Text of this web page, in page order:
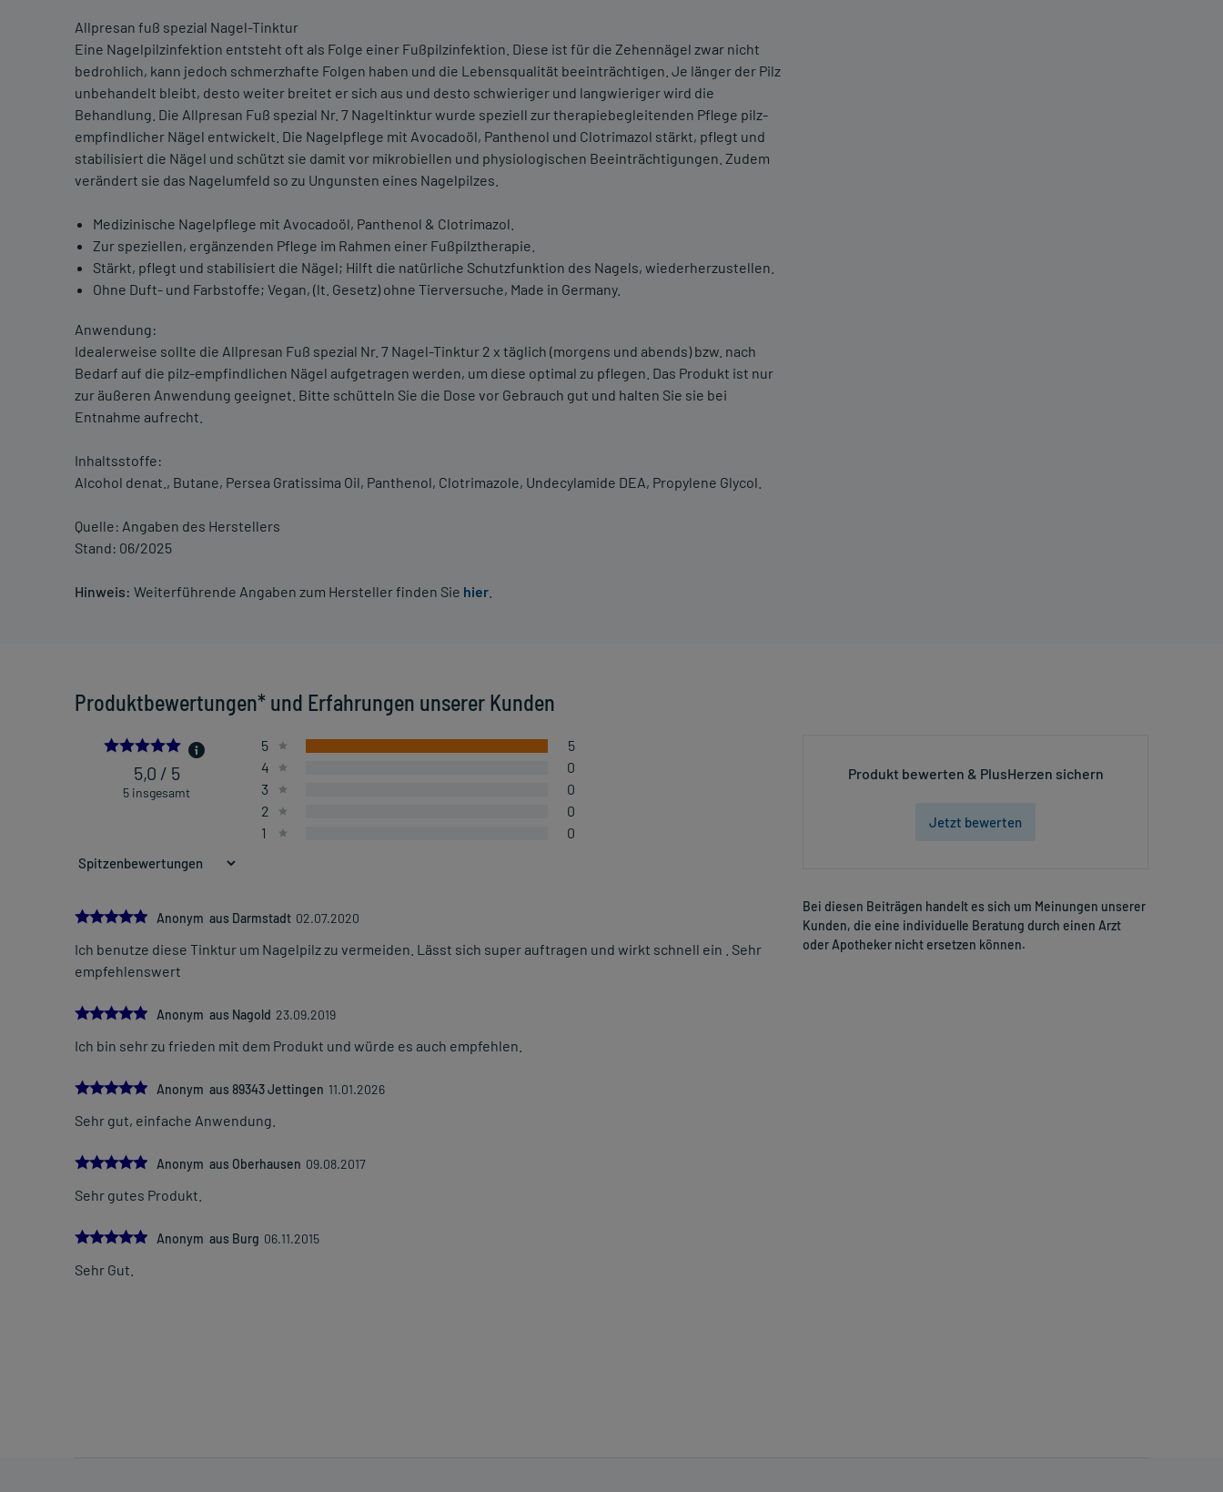
Allpresan fuß spezial Nagel-Tinktur
Eine Nagelpilzinfektion entsteht oft als Folge einer Fußpilzinfektion. Diese ist für die Zehennägel zwar nicht
bedrohlich, kann jedoch schmerzhafte Folgen haben und die Lebensqualität beeinträchtigen. Je länger der Pilz
unbehandelt bleibt, desto weiter breitet er sich aus und desto schwieriger und langwieriger wird die
Behandlung. Die Allpresan Fuß spezial Nr. 7 Nageltinktur wurde speziell zur therapiebegleitenden Pflege pilz-
empfindlicher Nägel entwickelt. Die Nagelpflege mit Avocadoöl, Panthenol und Clotrimazol stärkt, pflegt und
stabilisiert die Nägel und schützt sie damit vor mikrobiellen und physiologischen Beeinträchtigungen. Zudem
verändert sie das Nagelumfeld so zu Ungunsten eines Nagelpilzes.
Medizinische Nagelpflege mit Avocadoöl, Panthenol & Clotrimazol.
Zur speziellen, ergänzenden Pflege im Rahmen einer Fußpilztherapie.
Stärkt, pflegt und stabilisiert die Nägel; Hilft die natürliche Schutzfunktion des Nagels, wiederherzustellen.
Ohne Duft- und Farbstoffe; Vegan, (lt. Gesetz) ohne Tierversuche, Made in Germany.
Anwendung:
Idealerweise sollte die Allpresan Fuß spezial Nr. 7 Nagel-Tinktur 2 x täglich (morgens und abends) bzw. nach
Bedarf auf die pilz-empfindlichen Nägel aufgetragen werden, um diese optimal zu pflegen. Das Produkt ist nur
zur äußeren Anwendung geeignet. Bitte schütteln Sie die Dose vor Gebrauch gut und halten Sie sie bei
Entnahme aufrecht.
Inhaltsstoffe:
Alcohol denat., Butane, Persea Gratissima Oil, Panthenol, Clotrimazole, Undecylamide DEA, Propylene Glycol.
Quelle: Angaben des Herstellers
Stand: 06/2025
Hinweis: Weiterführende Angaben zum Hersteller finden Sie hier
Produktbewertungen* und Erfahrungen unserer Kunden
5.0
5,0 / 5
5 insgesamt
5
5
4
0
3
0
2
0
1
0
5.0
Anonym aus Darmstadt 02.07.2020
Ich benutze diese Tinktur um Nagelpilz zu vermeiden. Lässt sich super auftragen und wirkt schnell ein . Sehr
empfehlenswert
5.0
Anonym aus Nagold 23.09.2019
Ich bin sehr zu frieden mit dem Produkt und würde es auch empfehlen.
5.0
Anonym aus 89343 Jettingen 11.01.2026
Sehr gut, einfache Anwendung.
5.0
Anonym aus Oberhausen 09.08.2017
Sehr gutes Produkt.
5.0
Anonym aus Burg 06.11.2015
Sehr Gut.
Produkt bewerten & PlusHerzen sichern
Jetzt bewerten
Bei diesen Beiträgen handelt es sich um Meinungen unserer
Kunden, die eine individuelle Beratung durch einen Arzt
oder Apotheker nicht ersetzen können.